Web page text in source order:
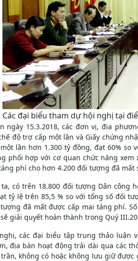
Các đại biểu tham dự hội nghị tại
ngày 15.3.2018, các đơn vị, địa
độ trợ cấp một lần và Giấy chứng
lần hơn 1.300 tỷ đồng, đạt 60% so
phối hợp với cơ quan chức năng xem
phí cho hơn 4.200 đối tượng đã mất
có trên 18.800 đối tượng Dân công
tỷ lệ trên 85,5 % so với tổng số đối
đã mất được cấp mai táng phí.
giải quyết hoàn thành trong Quý
các đại biểu tập trung thảo luận
địa bàn hoạt động trải dài qua các
không có hoặc không lưu giữ